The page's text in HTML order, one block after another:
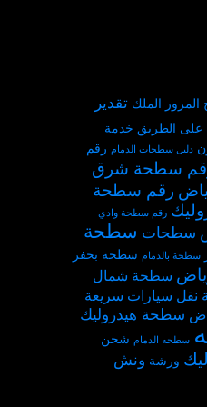
المرور الملك تقدير
على الطريق خدمة
دليل سطحات الدمام رقم
سطحة شرق
رقم سطحة
رقم سطحة وادي
سطحات سطحة
سطحة بالدمام سطحة بحفر
سطحة شمال
سيارات سريعة
سطحة هيدروليك
سطحه الدمام شحن
ورشة ونش